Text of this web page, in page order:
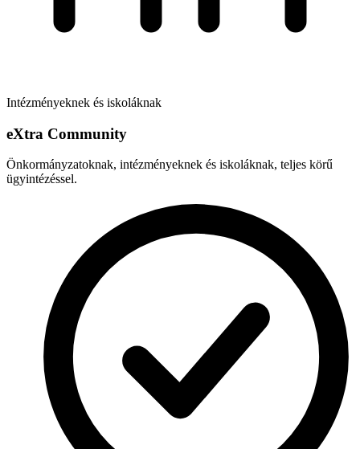
Intézményeknek és iskoláknak
eXtra Community
Önkormányzatoknak, intézményeknek és iskoláknak, teljes körű
ügyintézéssel.